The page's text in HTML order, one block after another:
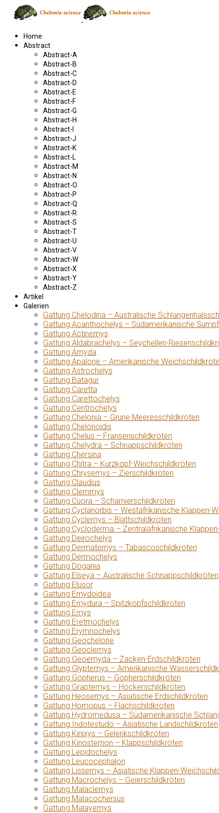
Home
Abstract
Abstract-A
Abstract-B
Abstract-C
Abstract-D
Abstract-E
Abstract-F
Abstract-G
Abstract-H
Abstract-I
Abstract-J
Abstract-K
Abstract-L
Abstract-M
Abstract-N
Abstract-O
Abstract-P
Abstract-Q
Abstract-R
Abstract-S
Abstract-T
Abstract-U
Abstract-V
Abstract-W
Abstract-X
Abstract-Y
Abstract-Z
Artikel
Galerien
Gattung Chelodina – Australische
Gattung Acanthochelys – Südamerikanische
Gattung Actinemys
Gattung Aldabrachelys – Seychellen-
Gattung Amyda
Gattung Apalone – Amerikanische
Gattung Astrochelys
Gattung Batagur
Gattung Caretta
Gattung Carettochelys
Gattung Centrochelys
Gattung Chelonia – Grüne Meeresschildkröten
Gattung Chelonoidis
Gattung Chelus – Fransenschildkröten
Gattung Chelydra – Schnappschildkröten
Gattung Chersina
Gattung Chitra – Kurzkopf-Weichschildkröten
Gattung Chrysemys – Zierschildkröten
Gattung Claudius
Gattung Clemmys
Gattung Cuora – Scharnierschildkröten
Gattung Cyclanorbis – Westafrikanische Klappen-
Gattung Cyclemys – Blattschildkröten
Gattung Cycloderma – Zentralafrikanische
Gattung Deirochelys
Gattung Dermatemys – Tabascoschildkröten
Gattung Dermochelys
Gattung Dogania
Gattung Elseya – Australische Schnappschildkröten
Gattung Elusor
Gattung Emydoidea
Gattung Emydura – Spitzkopfschildkröten
Gattung Emys
Gattung Eretmochelys
Gattung Erymnochelys
Gattung Geochelone
Gattung Geoclemys
Gattung Geoemyda – Zacken-Erdschildkröten
Gattung Glyptemys – Amerikanische
Gattung Gopherus – Gopherschildkröten
Gattung Graptemys – Höckerschildkröten
Gattung Heosemys – Asiatische Erdschildkröten
Gattung Homopus – Flachschildkröten
Gattung Hydromedusa – Südamerikanische
Gattung Indotestudo – Asiatische Landschildkröten
Gattung Kinixys – Gelenkschildkröten
Gattung Kinosternon – Klappschildkröten
Gattung Lepidochelys
Gattung Leucocephalon
Gattung Lissemys – Asiatische Klappen-
Gattung Macrochelys – Geierschildkröten
Gattung Malaclemys
Gattung Malacochersus
Gattung Malayemys